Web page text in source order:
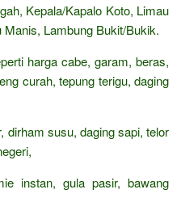
Kepala/Kapalo Koto, Limau
Lambung Bukit/Bukik.
harga cabe, garam, beras,
curah, tepung terigu, daging
dirham susu, daging sapi, telor
instan, gula pasir, bawang